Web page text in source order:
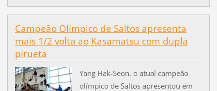
Campeão Olímpico de Saltos apresenta
mais 1/2 volta ao Kasamatsu com dupla
pirueta
Yang Hak-Seon, o atual campeão
olímpico de Saltos apresentou em